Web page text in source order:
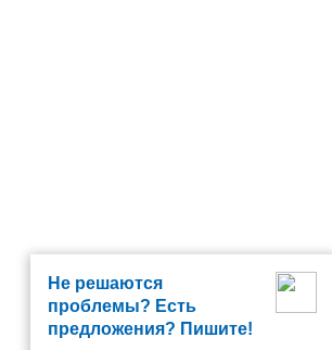
Не решаются
проблемы? Есть
предложения? Пишите!